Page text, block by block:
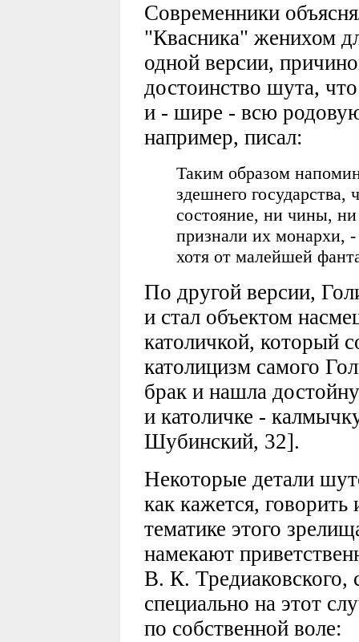
Современники
"Квасника" женихом
одной версии,
достоинство шута,
и - шире - всю
например, писал:
Таким образом
здешнего
состояние, ни чины,
признали их монархи,
хотя от малейшей
По другой версии,
и стал объектом
католичкой, который
католицизм самого
брак и нашла
и католичке -
Шубинский, 32].
Некоторые детали
как кажется,
тематике этого
намекают
В. К. Тредиаковского,
специально на этот
по собственной воле: